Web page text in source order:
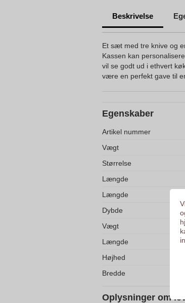
Beskrivelse
Et sæt med tre knive og
Kassen kan
vil se godt ud i ethvert
være en perfekt gave til
Egenskaber
Artikel nummer
Vægt
Størrelse
Længde
Længde
Dybde
Vægt
Længde
Højhed
Bredde
Oplysninger om